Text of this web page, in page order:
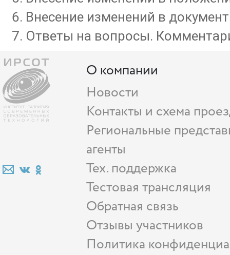
Внесение изменений в
Ответы на вопросы.
О компании
Новости
Контакты и схема
Региональные
агенты
Тех. поддержка
Тестовая трансляция
Обратная связь
Отзывы участников
Политика